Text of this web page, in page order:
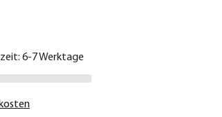
6-7 Werktage